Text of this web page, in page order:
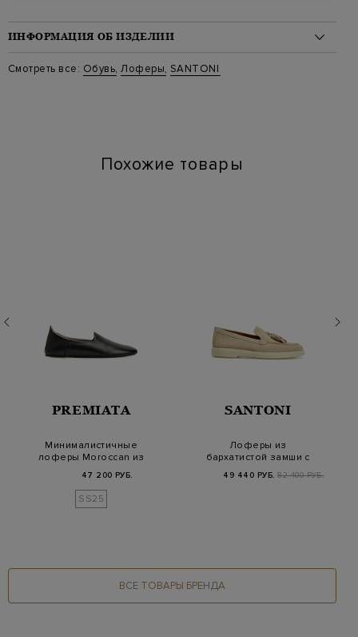
ИНФОРМАЦИЯ ОБ ИЗДЕЛИИ
Материал: замша 100%
Цвет: Коричневый
Смотреть все: Обувь,Лоферы, SANTONI
Похожие товары
PREMIATA
Минималистичные
лоферы Moroccan из
47 200 РУБ.
SS25
SANTONI
Лоферы из
бархатистой замши с
49 440 РУБ. 82 400 РУБ.
ВСЕ ТОВАРЫ БРЕНДА